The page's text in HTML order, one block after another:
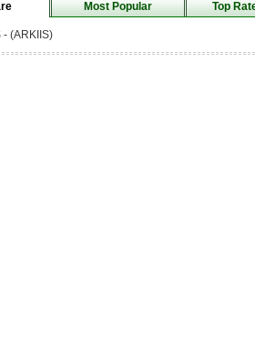
Most Popular Top
- (ARKIIS)